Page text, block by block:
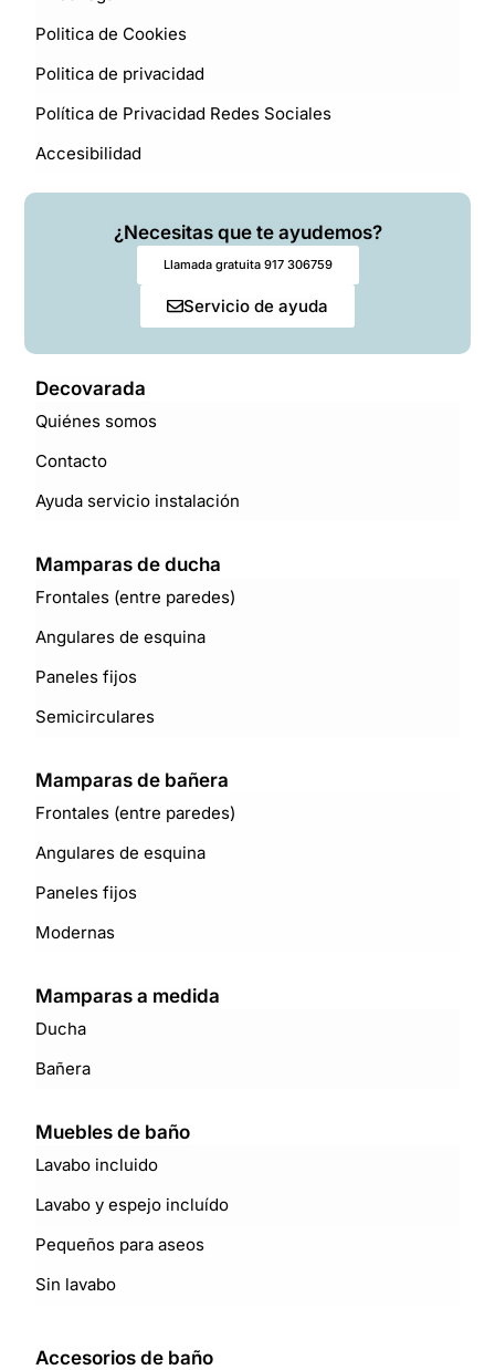
Politica de Cookies
Politica de privacidad
Política de Privacidad Redes Sociales
Accesibilidad
¿Necesitas que te ayudemos?
Llamada gratuita 917 306759
Servicio de ayuda
Decovarada
Quiénes somos
Contacto
Ayuda servicio instalación
Mamparas de ducha
Frontales (entre paredes)
Angulares de esquina
Paneles fijos
Semicirculares
Mamparas de bañera
Frontales (entre paredes)
Angulares de esquina
Paneles fijos
Modernas
Mamparas a medida
Ducha
Bañera
Muebles de baño
Lavabo incluido
Lavabo y espejo incluído
Pequeños para aseos
Sin lavabo
Accesorios de baño